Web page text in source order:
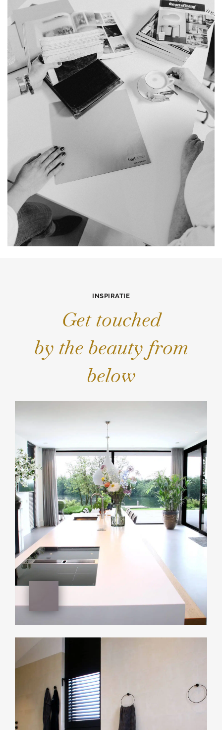
INSPIRATIE
Get touched
by the beauty from
below